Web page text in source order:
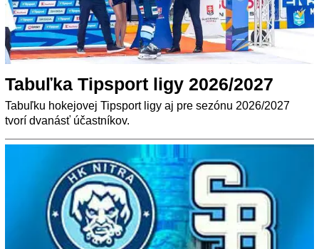
Tabuľka Tipsport ligy 2026/2027
Tabuľku hokejovej Tipsport ligy aj pre sezónu 2026/2027
tvorí dvanásť účastníkov.